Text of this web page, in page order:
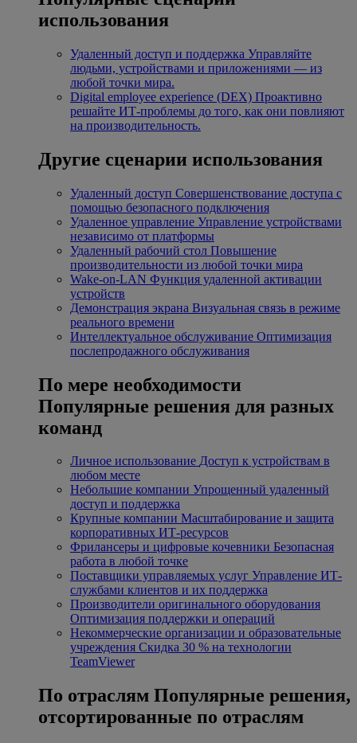
использования
Удаленный доступ и поддержка Управляйте
людьми, устройствами и приложениями — из
любой точки мира.
Digital employee experience (DEX) Проактивно
решайте ИТ-проблемы до того, как они повлияют
на производительность.
Другие сценарии использования
Удаленный доступ Совершенствование доступа с
помощью безопасного подключения
Удаленное управление Управление устройствами
независимо от платформы
Удаленный рабочий стол Повышение
производительности из любой точки мира
Wake-on-LAN Функция удаленной активации
устройств
Демонстрация экрана Визуальная связь в режиме
реального времени
Интеллектуальное обслуживание Оптимизация
послепродажного обслуживания
По мере необходимости
Популярные решения для разных
команд
Личное использование Доступ к устройствам в
любом месте
Небольшие компании Упрощенный удаленный
доступ и поддержка
Крупные компании Масштабирование и защита
корпоративных ИТ-ресурсов
Фрилансеры и цифровые кочевники Безопасная
работа в любой точке
Поставщики управляемых услуг Управление ИТ-
службами клиентов и их поддержка
Производители оригинального оборудования
Оптимизация поддержки и операций
Некоммерческие организации и образовательные
учреждения Скидка 30 % на технологии
TeamViewer
По отраслям Популярные решения,
отсортированные по отраслям